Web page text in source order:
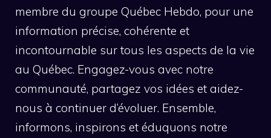
membre du groupe Québec Hebdo, pour une
information précise, cohérente et
incontournable sur tous les aspects de la vie
au Québec. Engagez-vous avec notre
communauté, partagez vos idées et aidez-
nous à continuer d’évoluer. Ensemble,
informons, inspirons et éduquons notre